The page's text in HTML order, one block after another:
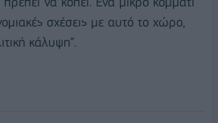
σχέσεις με αυτό το χώρο,
κάλυψη”.